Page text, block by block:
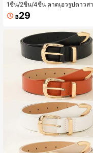
1ชิ้น/2ชิ้น/4ชิ้น คาดเอวรูปดาวสา
ถอดได้ ไม่ต้องเย็บ เพื่อกางเกงยี
ม ลดรอบเอว
฿29